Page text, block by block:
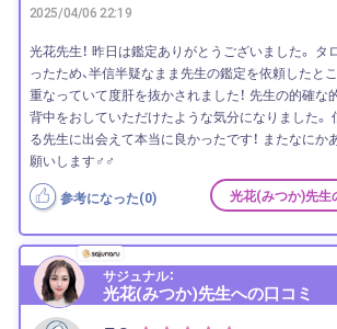
2025/04/06 22:19
光花先生！ 昨日は鑑定ありがとうございました。
ったため、半信半疑なまま先生の鑑定を依頼したと
重なっていて度肝を抜かされました！ 先生の的確な
背中をおしていただけたような気分になりました。
る先生に出会えて本当に良かったです！ またなにか
願いします‍♂️‍♂️
参考になった(0) 光花(みつか)先生
サジュナル：
光花(みつか)先生への口コミ